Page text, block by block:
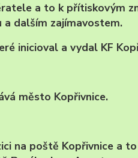
a to k přítiskovým
dalším zajímavostem.
inicioval a vydal KF
město Kopřivnice.
na poště Kopřivnice a